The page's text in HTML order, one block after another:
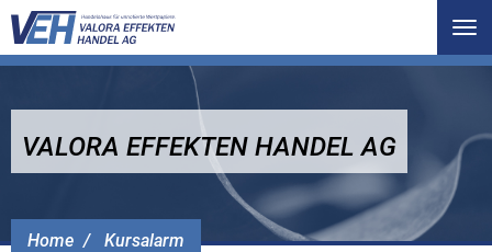
Home Kursalarm
VALORA EFFEKTEN HANDEL AG